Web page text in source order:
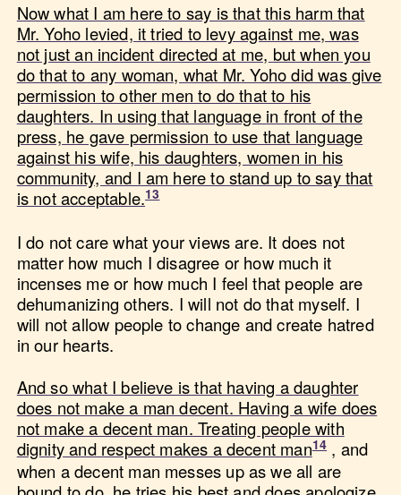
Now what I am here to say is that this harm that
Mr. Yoho levied, it tried to levy against me, was
not just an incident directed at me, but when you
do that to any woman, what Mr. Yoho did was give
permission to other men to do that to his
daughters. In using that language in front of the
press, he gave permission to use that language
against his wife, his daughters, women in his
community, and I am here to stand up to say that
is not acceptable.
I do not care what your views are. It does not
matter how much I disagree or how much it
incenses me or how much I feel that people are
dehumanizing others. I will not do that myself. I
will not allow people to change and create hatred
in our hearts.
And so what I believe is that having a daughter
does not make a man decent. Having a wife does
not make a decent man. Treating people with
dignity and respect makes a decent man
, and
when a decent man messes up as we all are